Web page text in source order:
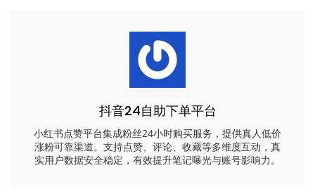
抖音24自助下单平台
小红书点赞平台集成粉丝24小时购买服务，提供真人低价
涨粉可靠渠道。支持点赞、评论、收藏等多维度互动，真
实用户数据安全稳定，有效提升笔记曝光与账号影响力。